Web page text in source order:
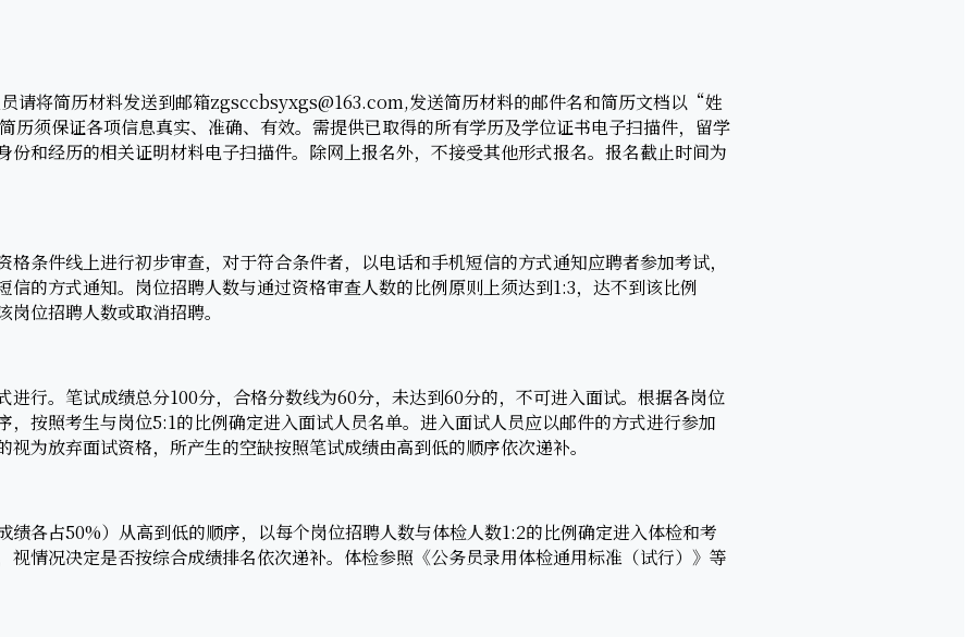
将简历材料发送到邮箱zgsccbsyxgs@163.com,发送简历材料的邮件名和简历文档以“姓
历须保证各项信息真实、准确、有效。需提供已取得的所有学历及学位证书电子扫描件，留学
份和经历的相关证明材料电子扫描件。除网上报名外，不接受其他形式报名。报名截止时间为
条件线上进行初步审查，对于符合条件者，以电话和手机短信的方式通知应聘者参加考试，
信的方式通知。岗位招聘人数与通过资格审查人数的比例原则上须达到1:3，达不到该比例
位招聘人数或取消招聘。
行。笔试成绩总分100分，合格分数线为60分，未达到60分的，不可进入面试。根据各岗位
，按照考生与岗位5:1的比例确定进入面试人员名单。进入面试人员应以邮件的方式进行参加
为放弃面试资格，所产生的空缺按照笔试成绩由高到低的顺序依次递补。
各占50%）从高到低的顺序，以每个岗位招聘人数与体检人数1:2的比例确定进入体检和考
视情况决定是否按综合成绩排名依次递补。体检参照《公务员录用体检通用标准（试行）》等